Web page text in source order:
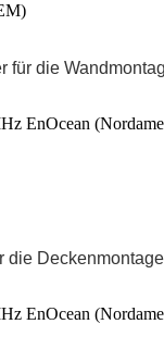
für die
EnOcean
die Deckenmontage
EnOcean